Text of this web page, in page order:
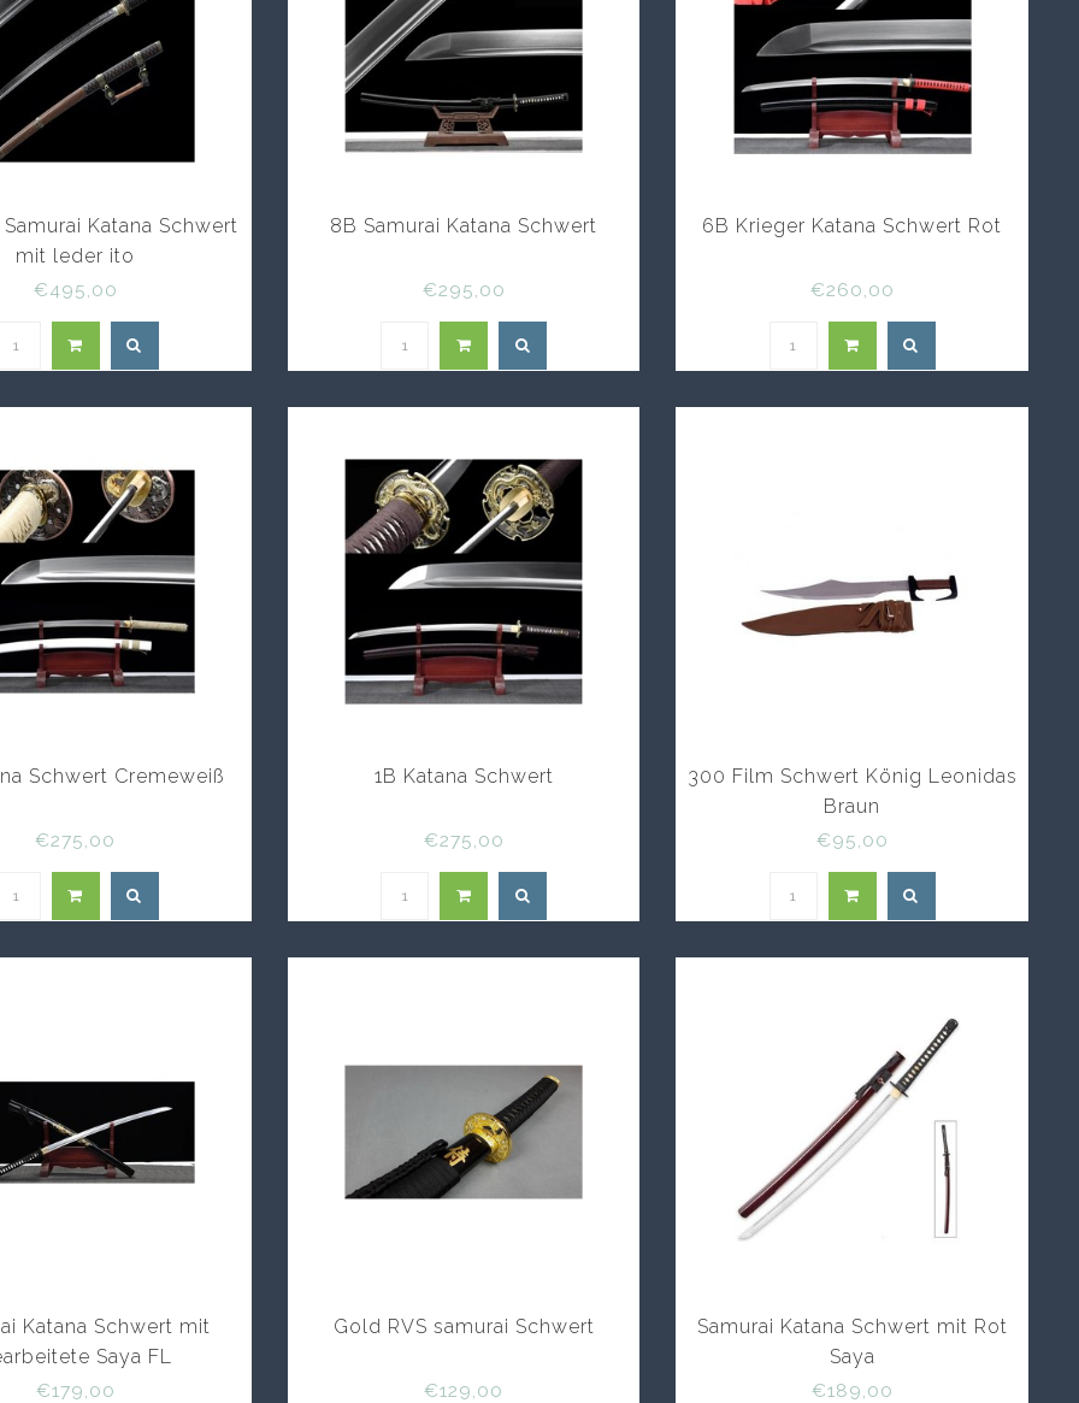
Samurai Katana Schwert
mit leder ito
€495,00
8B Samurai Katana Schwert
€295,00
6B Krieger Katana Schwert Rot
€260,00
Schwert Cremeweiß
€275,00
1B Katana Schwert
€275,00
300 Film Schwert König Leonidas
Braun
€95,00
Katana Schwert mit
Saya FL
€179,00
Gold RVS samurai Schwert
€129,00
Samurai Katana Schwert mit Rot
Saya
€189,00